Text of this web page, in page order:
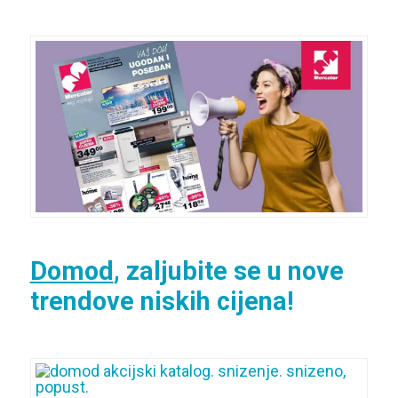
Domod , zaljubite se u nove
trendove niskih cijena!